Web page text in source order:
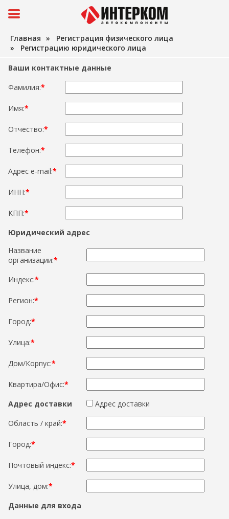
Главная » Регистрация физического лица
» Регистрацию юридического лица
Ваши контактные данные
Фамилия:*
Имя:*
Отчество:*
Телефон:*
Адрес e-mail:*
ИНН:*
КПП:*
Юридический адрес
Название
организации:*
Индекс:*
Регион:*
Город:*
Улица:*
Дом/Корпус:*
Квартира/Офис:*
Адрес доставки
Адрес доставки
Область / край:*
Город:*
Почтовый индекс:*
Улица, дом:*
Данные для входа